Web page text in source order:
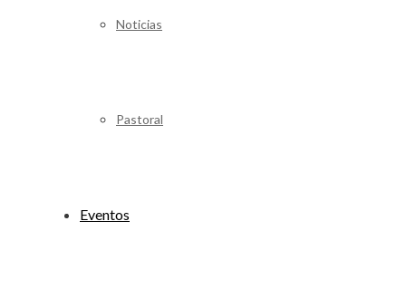
Noticias
Pastoral
Eventos